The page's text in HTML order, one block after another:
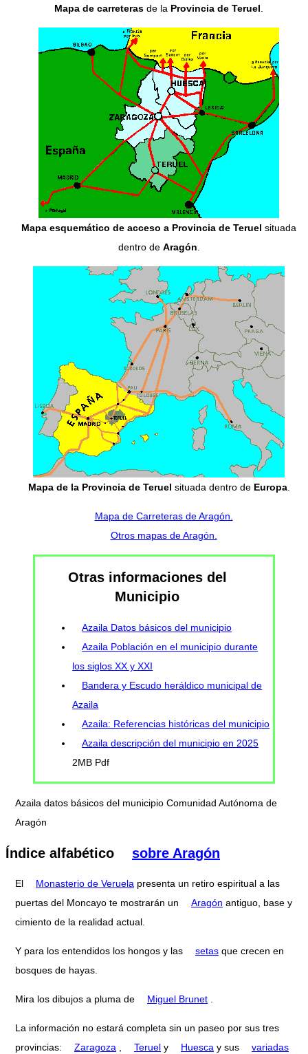
Mapa de carreteras de la Provincia de Teruel
Mapa esquemático de acceso a Provincia de Teruel situada
dentro de Aragón
Mapa de la Provincia de Teruel situada dentro de Europa.
Mapa de Carreteras de Aragón.
Otros mapas de Aragón.
Otras informaciones del
Municipio
Azaila Datos básicos del municipio
Azaila Población en el municipio durante
los siglos XX y XXI
Bandera y Escudo heráldico municipal de
Azaila
Azaila: Referencias históricas del municipio
Azaila descripción del municipio en 2025
2MB Pdf
Azaila datos básicos del municipio Comunidad Autónoma de
Aragón
Índice alfabético sobre Aragón
El Monasterio de Veruela presenta un retiro espiritual a las
puertas del Moncayo te mostrarán un
Aragón antiguo, base y
cimiento de la realidad actual.
Y para los entendidos los hongos y las setas que crecen en
bosques de hayas.
Mira los dibujos a pluma de Miguel Brunet
La información no estará completa sin un paseo por sus tres
provincias:
Zaragoza Teruel y Huesca y sus
variadas